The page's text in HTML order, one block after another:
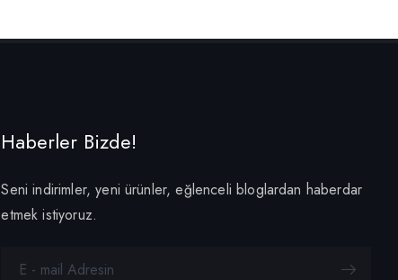
Haberler Bizde!
Seni indirimler, yeni ürünler, eğlenceli bloglardan haberdar
etmek istiyoruz.